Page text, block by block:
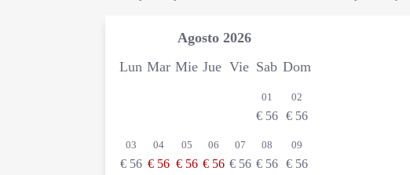
Agosto 2026
Lun Mar Mie Jue Vie Sab Dom
01
€ 56
02
€ 56
03
€ 56
04
€ 56
05
€ 56
06
€ 56
07
€ 56
08
€ 56
09
€ 56